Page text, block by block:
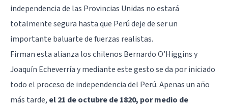
independencia de las Provincias Unidas no estará
totalmente segura hasta que Perú deje de ser un
importante baluarte de fuerzas realistas.
Firman esta alianza los chilenos Bernardo O’Higgins y
Joaquín Echeverría y mediante este gesto se da por iniciado
todo el proceso de independencia del Perú. Apenas un año
más tarde, el 21 de octubre de 1820, por medio de